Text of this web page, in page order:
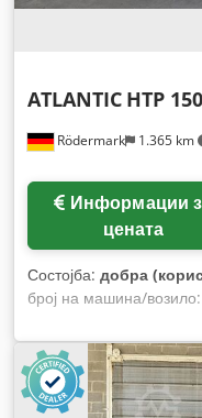
Rödermark 1.365 km
ATLANTIC HTP
цената
Состојба: добра
број на машина/возило: